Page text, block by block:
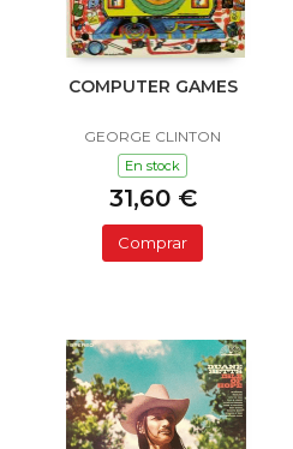
COMPUTER GAMES
GEORGE CLINTON
En stock
31,60 €
Comprar